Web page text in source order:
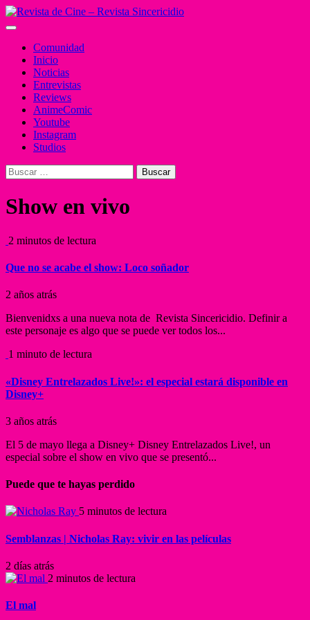
Saltar
al
Menú
principalComunidad
Inicio
Noticias
Entrevistas
Reviews
AnimeComic
Youtube
Instagram
Studios
Buscar:
Show en vivo
2 minutos de lectura
Que no se acabe el show: Loco soñador
2 años atrás
Bienvenidxs a una nueva nota de Revista Sincericidio. Definir a
este personaje es algo que se puede ver todos los...
1 minuto de lectura
«Disney Entrelazados Live!»: el especial estará disponible en
Disney+
3 años atrás
El 5 de mayo llega a Disney+ Disney Entrelazados Live!, un
especial sobre el show en vivo que se presentó...
Puede que te hayas perdido
5 minutos de lectura
Semblanzas | Nicholas Ray: vivir en las películas
2 días atrás
2 minutos de lectura
El mal